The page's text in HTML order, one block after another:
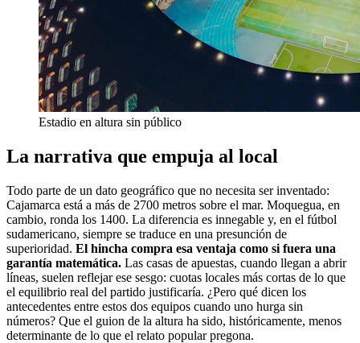
Estadio en altura sin público
La narrativa que empuja al local
Todo parte de un dato geográfico que no necesita ser inventado:
Cajamarca está a más de 2700 metros sobre el mar. Moquegua, en
cambio, ronda los 1400. La diferencia es innegable y, en el fútbol
sudamericano, siempre se traduce en una presunción de
superioridad. El hincha compra esa ventaja como si fuera una
garantía matemática. Las casas de apuestas, cuando llegan a abrir
líneas, suelen reflejar ese sesgo: cuotas locales más cortas de lo que
el equilibrio real del partido justificaría. ¿Pero qué dicen los
antecedentes entre estos dos equipos cuando uno hurga sin
números? Que el guion de la altura ha sido, históricamente, menos
determinante de lo que el relato popular pregona.